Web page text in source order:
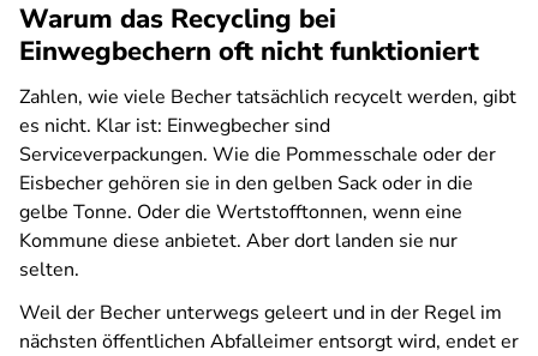
Warum das Recycling bei
Einwegbechern oft nicht funktioniert
Zahlen, wie viele Becher tatsächlich recycelt werden, gibt
es nicht. Klar ist: Einwegbecher sind
Serviceverpackungen. Wie die Pommesschale oder der
Eisbecher gehören sie in den gelben Sack oder in die
gelbe Tonne. Oder die Wertstofftonnen, wenn eine
Kommune diese anbietet. Aber dort landen sie nur
selten.
Weil der Becher unterwegs geleert und in der Regel im
nächsten öffentlichen Abfalleimer entsorgt wird, endet er